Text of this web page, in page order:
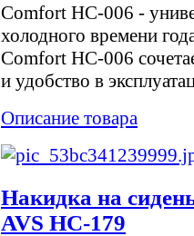
Comfort HC-006 -
холодного времени
Comfort HC-006
и удобство в
Описание товара
Накидка на
AVS HC-179